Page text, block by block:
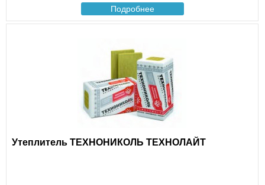
Подробнее
Утеплитель ТЕХНОНИКОЛЬ ТЕХНОЛАЙТ